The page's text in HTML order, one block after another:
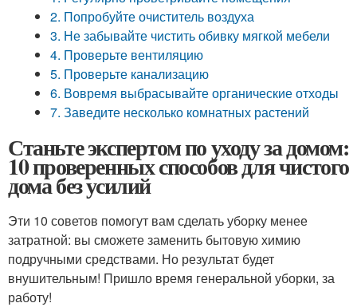
2. Попробуйте очиститель воздуха
3. Не забывайте чистить обивку мягкой мебели
4. Проверьте вентиляцию
5. Проверьте канализацию
6. Вовремя выбрасывайте органические отходы
7. Заведите несколько комнатных растений
Станьте экспертом по уходу за домом:
10 проверенных способов для чистого
дома без усилий
Эти 10 советов помогут вам сделать уборку менее
затратной: вы сможете заменить бытовую химию
подручными средствами. Но результат будет
внушительным! Пришло время генеральной уборки, за
работу!